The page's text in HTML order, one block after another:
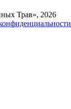
Трав», 2026